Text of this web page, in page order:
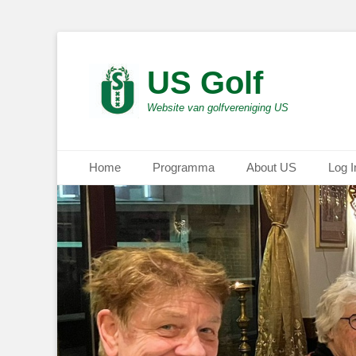
US Golf
Website van golfvereniging US
Primair menu
naar
de
inhoud
Home Programma About US Log